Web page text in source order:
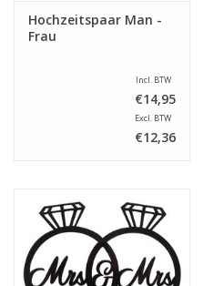
Hochzeitspaar Man -
Frau
Incl. BTW
€14,95
Excl. BTW
€12,36